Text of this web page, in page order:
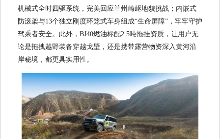
机械式全时四驱系统，完美回应兰州崎岖地貌挑战；内嵌式
防滚架与13个独立刚度环笼式车身组成“生命屏障”，牢牢守护
驾乘者安全。此外，BJ40燃油标配2.5吨拖挂资质，让用户无
论是拖拽越野装备穿越戈壁，还是携带露营物资深入黄河沿
岸秘境，都更具实用性。